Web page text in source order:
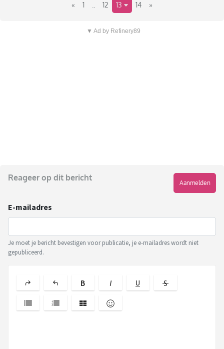
« 1 12 13 14 »
▼ Ad by Refinery89
Reageer op dit bericht
Aanmelden
E-mailadres
Je moet je bericht bevestigen voor publicatie, je e-mailadres wordt niet
gepubliceerd.